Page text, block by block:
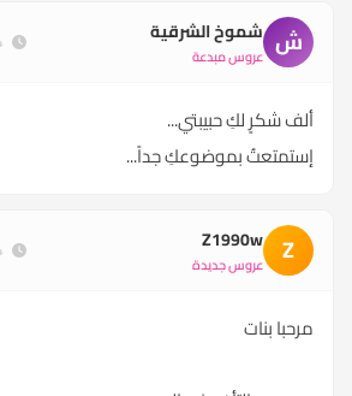
ش شموخ الشرقية
عروس مبدعة
ألف شكرٍ لكِ حبيبتي...
إستمتعتُ بموضوعكِ جداً...
Z
Z1990w
عروس جديدة
مرحبا بنات